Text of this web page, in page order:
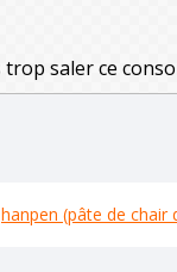
saler ce
hanpen (pâte de chair